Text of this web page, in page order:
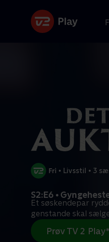
• Livsstil • 3
S2:E6 •
Et søskendepar
genstande skal
Prøv TV 2 Play*